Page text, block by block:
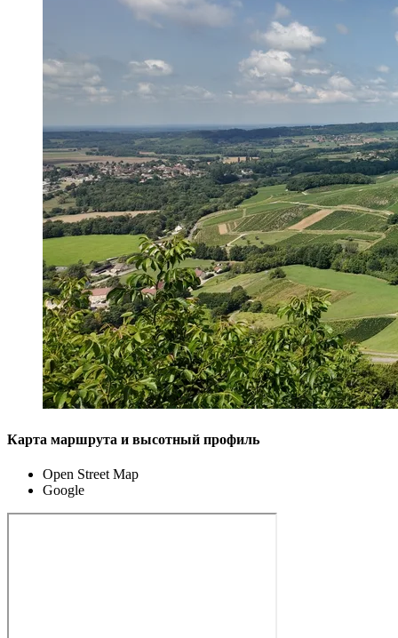
Карта маршрута и высотный профиль
Open Street Map
Google